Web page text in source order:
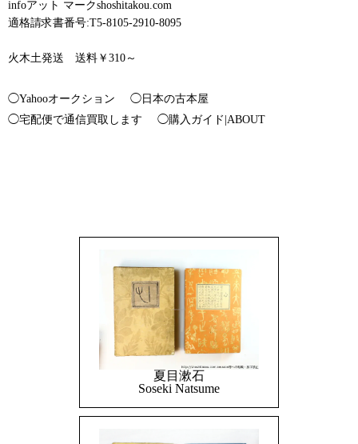
infoアット マークshoshitakou.com
適格請求書番号:T5-8105-2910-8095
火木土発送 送料￥310～
◯Yahooオークション
◯日本の古本屋
◯宅配便で通信買取します
◯購入ガイド|ABOUT
夏目漱石
Soseki Natsume